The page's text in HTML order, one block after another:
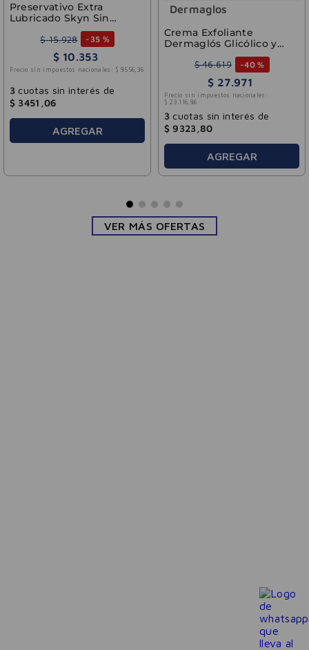
Preservativo Extra
Lubricado Skyn Sin
Latex 6 Unidades
$ 15.928 - 35 %
$ 10.353
Precio sin impuestos nacionales: $ 8556, 36
3 cuotas sin interés de
$ 3451 ,06
AGREGAR
Dermaglos
Crema Exfoliante
Dermaglós Glicólico y
Mandélico 50 ml
$ 46.619 -40 %
$ 27 971
Precio sin impuestos nacionales:
$ 23 116 86
3 cuotas sin interés de
$ 9323 ,80
AGREGAR
VER MÁS OFERTAS